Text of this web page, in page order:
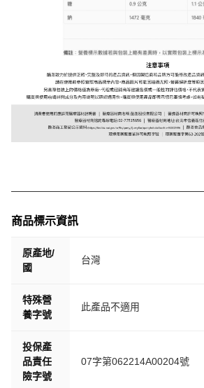
商品標示資訊
原產地/
國
台灣
特殊營
養字號
此產品不適用
投保產
品責任
險字號
07字第062214A00204號